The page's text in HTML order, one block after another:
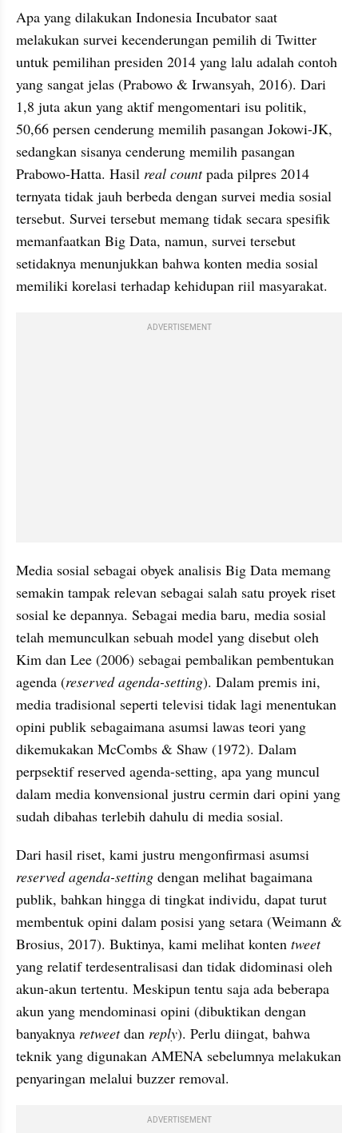
Apa yang dilakukan Indonesia Incubator saat
melakukan survei kecenderungan pemilih di Twitter
untuk pemilihan presiden 2014 yang lalu adalah contoh
yang sangat jelas (Prabowo & Irwansyah, 2016). Dari
1,8 juta akun yang aktif mengomentari isu politik,
50,66 persen cenderung memilih pasangan Jokowi-JK,
sedangkan sisanya cenderung memilih pasangan
Prabowo-Hatta. Hasil real count pada pilpres 2014
ternyata tidak jauh berbeda dengan survei media sosial
tersebut. Survei tersebut memang tidak secara spesifik
memanfaatkan Big Data, namun, survei tersebut
setidaknya menunjukkan bahwa konten media sosial
memiliki korelasi terhadap kehidupan riil masyarakat.
ADVERTISEMENT
Media sosial sebagai obyek analisis Big Data memang
semakin tampak relevan sebagai salah satu proyek riset
sosial ke depannya. Sebagai media baru, media sosial
telah memunculkan sebuah model yang disebut oleh
Kim dan Lee (2006) sebagai pembalikan pembentukan
agenda (reserved agenda-setting). Dalam premis ini,
media tradisional seperti televisi tidak lagi menentukan
opini publik sebagaimana asumsi lawas teori yang
dikemukakan McCombs & Shaw (1972). Dalam
perpsektif reserved agenda-setting, apa yang muncul
dalam media konvensional justru cermin dari opini yang
sudah dibahas terlebih dahulu di media sosial.
reserved agenda-setting dengan melihat bagaimana
publik, bahkan hingga di tingkat individu, dapat turut
membentuk opini dalam posisi yang setara (Weimann &
Brosius, 2017). Buktinya, kami melihat konten tweet
yang relatif terdesentralisasi dan tidak didominasi oleh
akun-akun tertentu. Meskipun tentu saja ada beberapa
akun yang mendominasi opini (dibuktikan dengan
banyaknya retweet dan reply). Perlu diingat, bahwa
teknik yang digunakan AMENA sebelumnya melakukan
penyaringan melalui buzzer removal.
ADVERTISEMENT